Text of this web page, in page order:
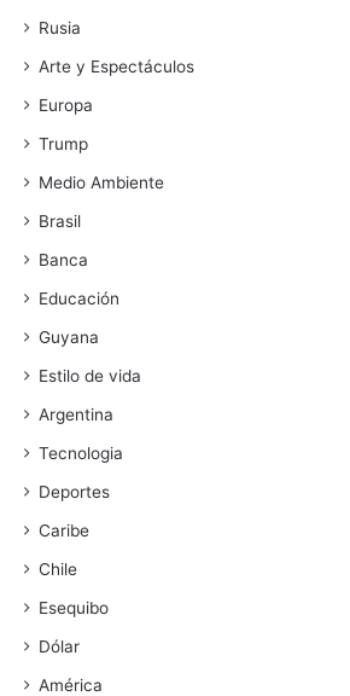
Rusia
Arte y Espectáculos
Europa
Trump
Medio Ambiente
Brasil
Banca
Educación
Guyana
Estilo de vida
Argentina
Tecnologia
Deportes
Caribe
Chile
Esequibo
Dólar
América